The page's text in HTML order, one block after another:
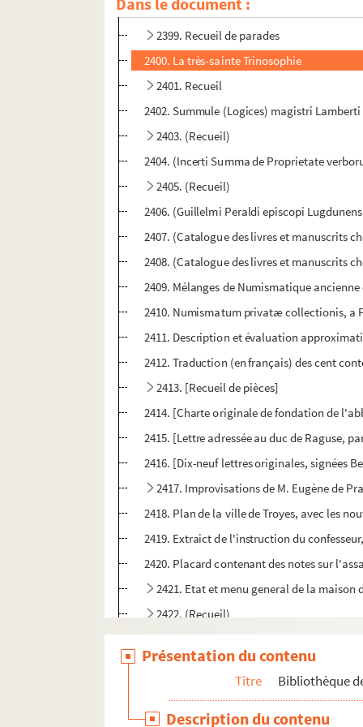
2398. Recueil de dessins
2399. Recueil de parades
2400. La très-sainte Trinosophie
2401. Recueil
2402. Summule (Logices) magistri
2403. (Recueil)
2404. (Incerti Summa de Proprietate
2405. (Recueil)
2406. (Guillelmi Peraldi episcopi
2407. (Catalogue des livres et manuscrits
2408. (Catalogue des livres et manuscrits
2409. Mélanges de Numismatique
2410. Numismatum privatæ collectionis, a
2411. Description et évaluation
2412. Traduction (en français) des cent
2413. [Recueil de pièces]
2414. [Charte originale de fondation de
2415. [Lettre adressée au duc de Raguse,
2416. [Dix-neuf lettres originales, signées
2417. Improvisations de M. Eugène de
2418. Plan de la ville de Troyes, avec les
2419. Extraict de l'instruction du
2420. Placard contenant des notes sur
2421. Etat et menu general de la maison
2422. (Recueil)
2423. Mémoire sur la Bibliothèque.
2424. Mélanges de diverses pièces
2425. Catalogus manuscriptorum
2426. Le Receul de M ...... greffier [du
Présentation du contenu
Titre Bibliothèque
Description du contenu